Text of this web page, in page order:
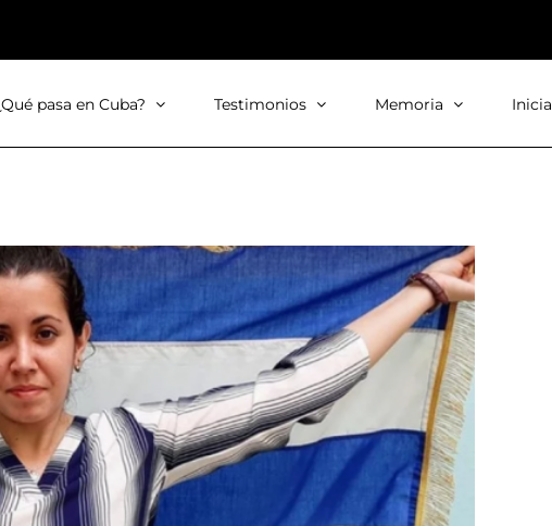
pasa en Cuba? Testimonios Memoria